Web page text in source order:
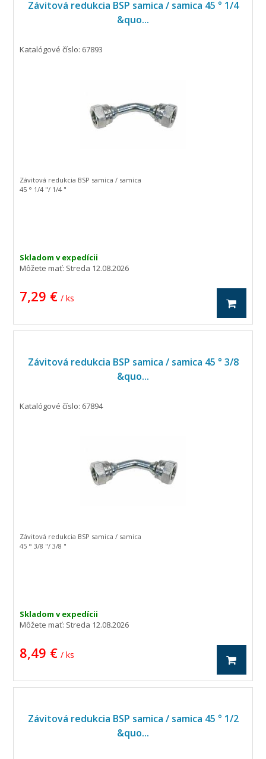
Závitová redukcia BSP samica / samica 45 ° 1/4
&quo...
Katalógové číslo: 67893
Skladom v expedícii
Môžete mať: Streda 12.08.2026
7,29 € / ks
Závitová redukcia BSP samica / samica
45 ° 1/4 "/ 1/4 "
Závitová redukcia BSP samica / samica 45 ° 3/8
&quo...
Katalógové číslo: 67894
Skladom v expedícii
Môžete mať: Streda 12.08.2026
8,49 € / ks
Závitová redukcia BSP samica / samica
45 ° 3/8 "/ 3/8 "
Závitová redukcia BSP samica / samica 45 ° 1/2
&quo...